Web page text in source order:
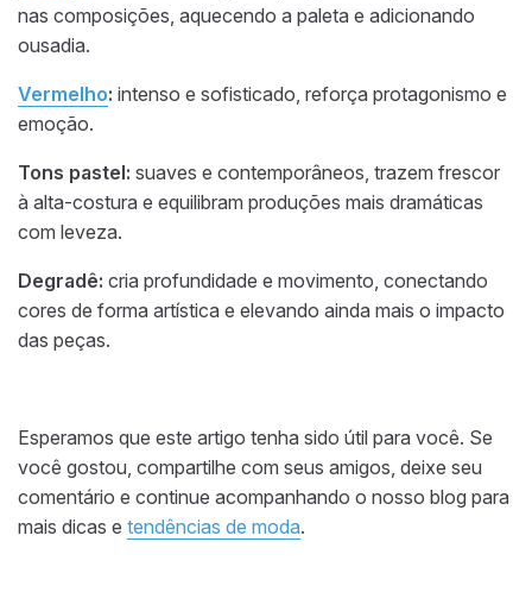
nas composições, aquecendo a paleta e adicionando
ousadia.
Vermelho: intenso e sofisticado, reforça protagonismo e
emoção.
Tons pastel: suaves e contemporâneos, trazem frescor
à alta-costura e equilibram produções mais dramáticas
com leveza.
Degradê: cria profundidade e movimento, conectando
cores de forma artística e elevando ainda mais o impacto
das peças.
Esperamos que este artigo tenha sido útil para você. Se
você gostou, compartilhe com seus amigos, deixe seu
comentário e continue acompanhando o nosso blog para
mais dicas e tendências de moda.